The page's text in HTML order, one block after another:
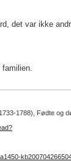
det var ikke
familien.
1788), Fødte og